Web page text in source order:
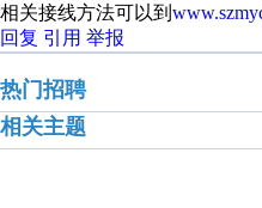
相关接线方法可以到
回复 引用 举报
热门招聘
相关主题